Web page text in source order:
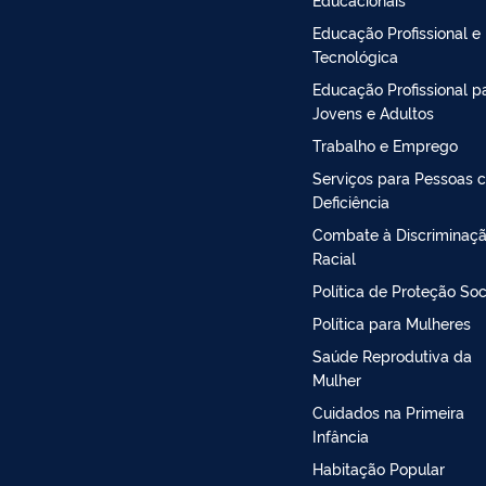
Educação Profissional e
Tecnológica
Educação Profissional
Jovens e Adultos
Trabalho e Emprego
Serviços para Pessoas
Deficiência
Combate à
Racial
Política de Proteção
Política para Mulheres
Saúde Reprodutiva da
Mulher
Cuidados na Primeira
Infância
Habitação Popular